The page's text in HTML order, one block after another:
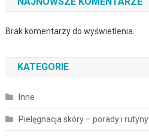
Brak komentarzy do wyświetlenia.
KATEGORIE
Inne
Pielęgnacja skóry – porady i rutyny